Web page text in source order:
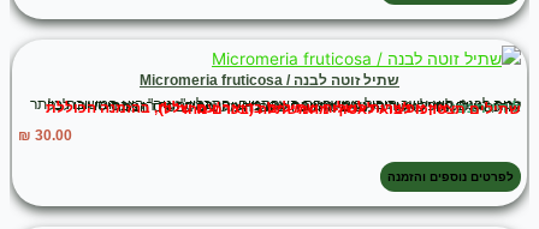
שתיל זוטה לבנה / Micromeria fruticosa
זוטה לבנה הוא עשב תיבול ממשפחת השפתניים, התבלין "זוטה" הוא המשובח ביותר לתה, טעים להפליא, וריחו נעים ומשובח. זהו בן-שיח, המסתעף הן מבסיסו והן לכל אורכם של ענפיו כאשר הענפים מהשנה שעברה מעוצים בבסיס הצמח.
לידיעתכם:
אין אפשרות לשלוח שתילים בדואר /עם שליח, בהזמנה הכוללת שתילים תצטרכו לבוא לאסוף מהמשתלה (בכרם מהר"ל)
₪ 30.00
לפרטים נוספים והזמנה